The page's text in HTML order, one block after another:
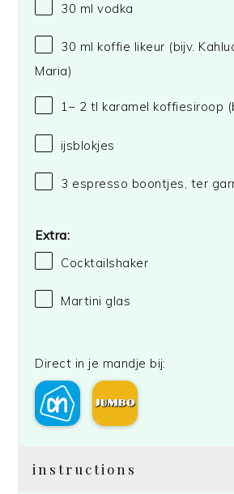
30 ml vodka
30 ml koffie likeur (bijv.
Maria)
1– 2 tl karamel koffiesiroop
ijsblokjes
3 espresso boontjes, ter
Extra:
Cocktailshaker
Martini glas
Direct in je mandje bij:
instructions